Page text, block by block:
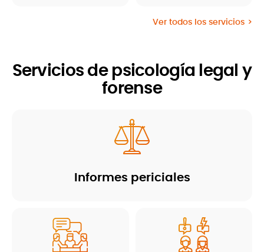
Ver todos los servicios
Servicios de psicología legal y
forense
Informes periciales